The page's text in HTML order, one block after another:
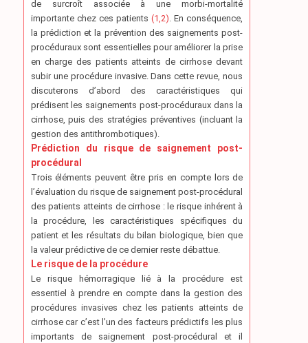
de surcroît associée à une morbi-mortalité
importante chez ces patients(1,2). En conséquence,
la prédiction et la prévention des saignements post-
procéduraux sont essentielles pour améliorer la prise
en charge des patients atteints de cirrhose devant
subir une procédure invasive. Dans cette revue, nous
discuterons d’abord des caractéristiques qui
prédisent les saignements post-procéduraux dans la
cirrhose, puis des stratégies préventives (incluant la
gestion des antithrombotiques).
Prédiction du risque de saignement post-
procédural
Trois éléments peuvent être pris en compte lors de
l’évaluation du risque de saignement post-procédural
des patients atteints de cirrhose : le risque inhérent à
la procédure, les caractéristiques spécifiques du
patient et les résultats du bilan biologique, bien que
la valeur prédictive de ce dernier reste débattue.
Le risque de la procédure
Le risque hémorragique lié à la procédure est
essentiel à prendre en compte dans la gestion des
procédures invasives chez les patients atteints de
cirrhose car c’est l’un des facteurs prédictifs les plus
importants de saignement post-procédural et il